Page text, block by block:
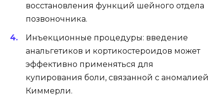
восстановления функций шейного отдела
позвоночника.
Инъекционные процедуры: введение
анальгетиков и кортикостероидов может
эффективно применяться для
купирования боли, связанной с аномалией
Киммерли.